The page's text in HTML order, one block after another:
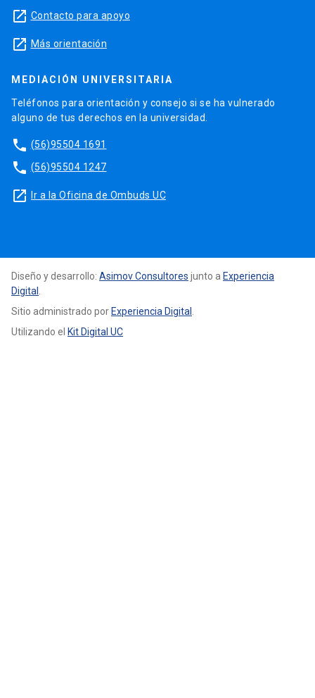
launch Contacto para apoyo
launch Más orientación
MEDIACIÓN UNIVERSITARIA
Teléfonos para orientación y consejo si se ha vulnerado
alguno de tus derechos en la universidad.
phone (56)95504 1691
phone (56)95504 1247
launch Ir a la Oficina de Ombuds UC
Diseño y desarrollo: Asimov Consultores junto a Experiencia
Digital
Sitio administrado por Experiencia Digital
Utilizando el Kit Digital UC